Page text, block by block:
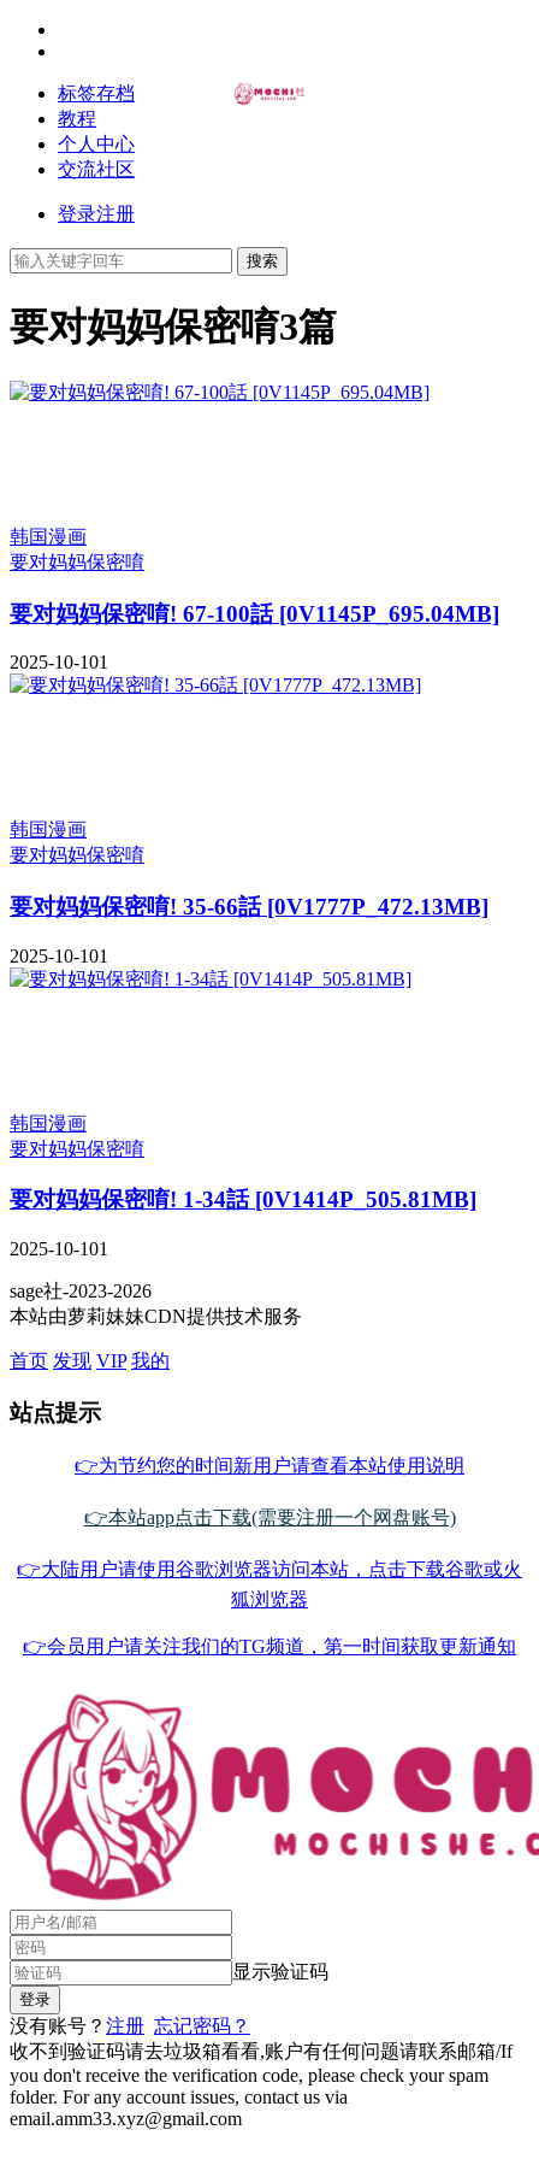
标签存档
教程
个人中心
交流社区
登录注册
搜索
要对妈妈保密唷3篇
韩国漫画
要对妈妈保密唷
要对妈妈保密唷! 67-100話 [0V1145P_695.04MB]
2025-10-101
韩国漫画
要对妈妈保密唷
要对妈妈保密唷! 35-66話 [0V1777P_472.13MB]
2025-10-101
韩国漫画
要对妈妈保密唷
要对妈妈保密唷! 1-34話 [0V1414P_505.81MB]
2025-10-101
sage社-2023-2026
本站由萝莉妹妹CDN提供技术服务
首页 发现 VIP 我的
站点提示
👉为节约您的时间新用户请查看本站使用说明
👉本站app点击下载(需要注册一个网盘账号)
👉大陆用户请使用谷歌浏览器访问本站，点击下载谷歌或火
狐浏览器
👉会员用户请关注我们的TG频道，第一时间获取更新通知
显示验证码
没有账号？ 注册 忘记密码？
收不到验证码请去垃圾箱看看,账户有任何问题请联系邮箱/If
you don't receive the verification code, please check your spam
folder. For any account issues, contact us via
email.amm33.xyz@gmail.com